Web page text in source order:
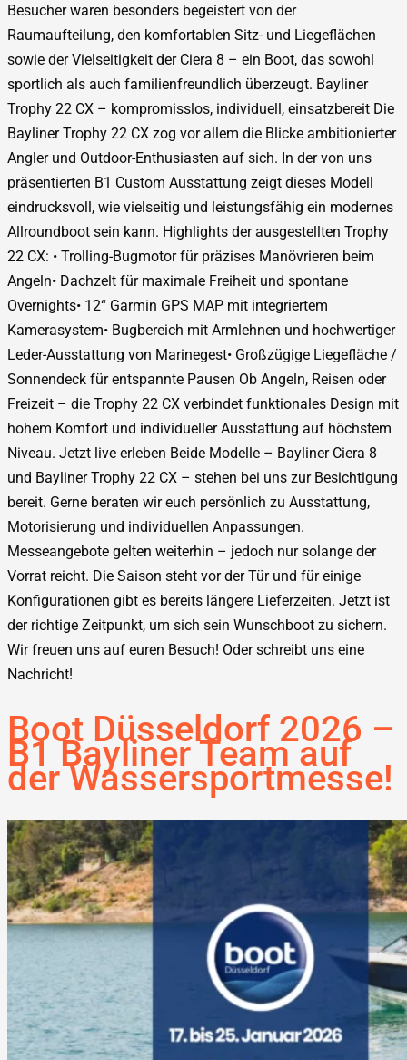
Besucher waren besonders begeistert von der
Raumaufteilung, den komfortablen Sitz- und Liegeflächen
sowie der Vielseitigkeit der Ciera 8 – ein Boot, das sowohl
sportlich als auch familienfreundlich überzeugt. Bayliner
Trophy 22 CX – kompromisslos, individuell, einsatzbereit Die
Bayliner Trophy 22 CX zog vor allem die Blicke ambitionierter
Angler und Outdoor-Enthusiasten auf sich. In der von uns
präsentierten B1 Custom Ausstattung zeigt dieses Modell
eindrucksvoll, wie vielseitig und leistungsfähig ein modernes
Allroundboot sein kann. Highlights der ausgestellten Trophy
22 CX: • Trolling-Bugmotor für präzises Manövrieren beim
Angeln• Dachzelt für maximale Freiheit und spontane
Overnights• 12“ Garmin GPS MAP mit integriertem
Kamerasystem• Bugbereich mit Armlehnen und hochwertiger
Leder-Ausstattung von Marinegest• Großzügige Liegefläche /
Sonnendeck für entspannte Pausen Ob Angeln, Reisen oder
Freizeit – die Trophy 22 CX verbindet funktionales Design mit
hohem Komfort und individueller Ausstattung auf höchstem
Niveau. Jetzt live erleben Beide Modelle – Bayliner Ciera 8
und Bayliner Trophy 22 CX – stehen bei uns zur Besichtigung
bereit. Gerne beraten wir euch persönlich zu Ausstattung,
Motorisierung und individuellen Anpassungen.
Messeangebote gelten weiterhin – jedoch nur solange der
Vorrat reicht. Die Saison steht vor der Tür und für einige
Konfigurationen gibt es bereits längere Lieferzeiten. Jetzt ist
der richtige Zeitpunkt, um sich sein Wunschboot zu sichern.
Wir freuen uns auf euren Besuch! Oder schreibt uns eine
Nachricht!
Boot Düsseldorf 2026 –
B1 Bayliner Team auf
der Wassersportmesse!